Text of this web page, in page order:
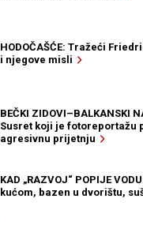
HODOČAŠĆE: Tražeći
i njegove misli
BEČKI ZIDOVI–BALKANSKI
Susret koji je fotoreportažu
agresivnu prijetnju
KAD „RAZVOJ“ POPIJE
kućom, bazen u dvorištu,